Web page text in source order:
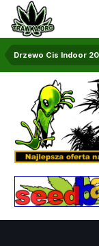
Drzewo Cis Indoor